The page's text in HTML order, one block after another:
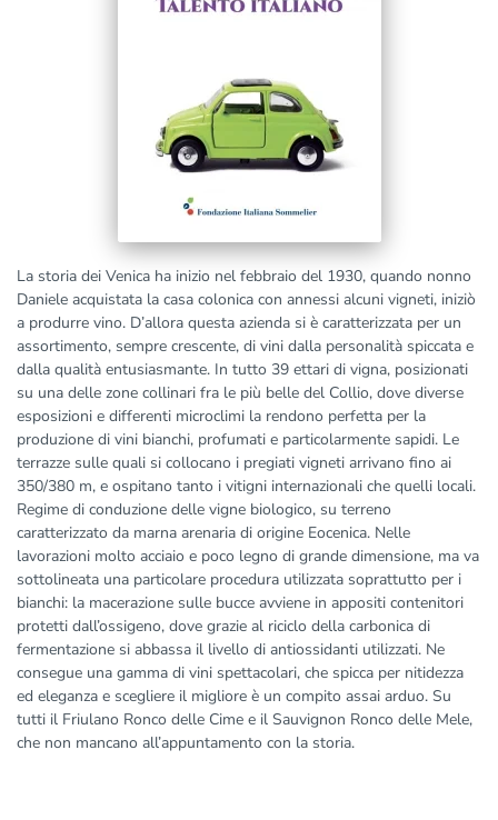
La storia dei Venica ha inizio nel febbraio del 1930, quando nonno
Daniele acquistata la casa colonica con annessi alcuni vigneti, iniziò
a produrre vino. D’allora questa azienda si è caratterizzata per un
assortimento, sempre crescente, di vini dalla personalità spiccata e
dalla qualità entusiasmante. In tutto 39 ettari di vigna, posizionati
su una delle zone collinari fra le più belle del Collio, dove diverse
esposizioni e differenti microclimi la rendono perfetta per la
produzione di vini bianchi, profumati e particolarmente sapidi. Le
terrazze sulle quali si collocano i pregiati vigneti arrivano fino ai
350/380 m, e ospitano tanto i vitigni internazionali che quelli locali.
Regime di conduzione delle vigne biologico, su terreno
caratterizzato da marna arenaria di origine Eocenica. Nelle
lavorazioni molto acciaio e poco legno di grande dimensione, ma va
sottolineata una particolare procedura utilizzata soprattutto per i
bianchi: la macerazione sulle bucce avviene in appositi contenitori
protetti dall’ossigeno, dove grazie al riciclo della carbonica di
fermentazione si abbassa il livello di antiossidanti utilizzati. Ne
consegue una gamma di vini spettacolari, che spicca per nitidezza
ed eleganza e scegliere il migliore è un compito assai arduo. Su
tutti il Friulano Ronco delle Cime e il Sauvignon Ronco delle Mele,
che non mancano all’appuntamento con la storia.